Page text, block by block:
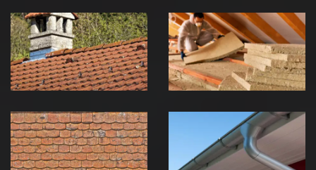
Couvreur
zingueur 39
Jura
Isolation de
toiture 39
Jura
démoussage de
toiture 39
Jura
pose de
gouttière 39
Jura